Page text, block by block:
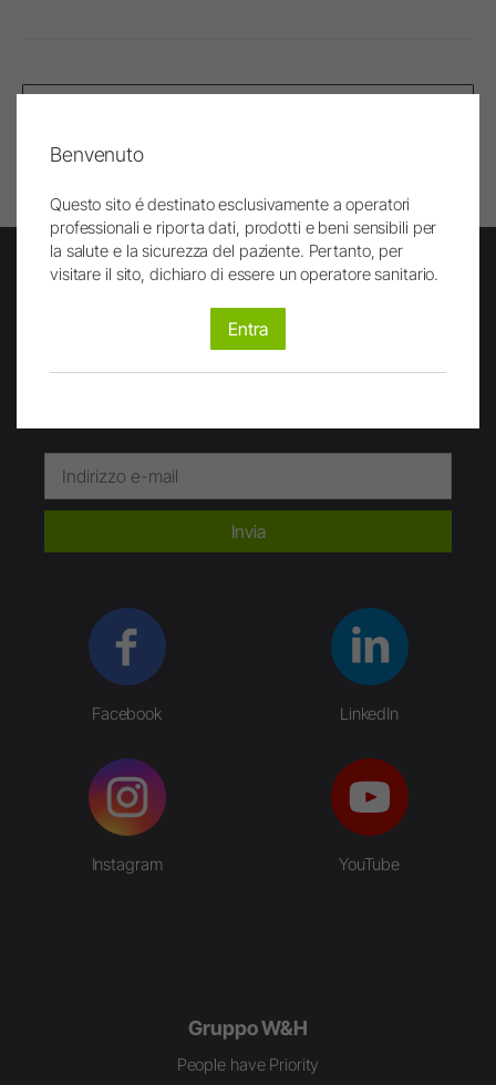
Newsletter
Invia
Facebook LinkedIn
Instagram YouTube
Gruppo W&H
People have Priority
Benvenuto
Questo sito é destinato esclusivamente a operatori
professionali e riporta dati, prodotti e beni sensibili per
la salute e la sicurezza del paziente. Pertanto, per
visitare il sito, dichiaro di essere un operatore sanitario.
Entra